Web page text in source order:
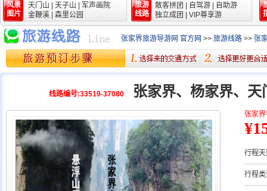
风景
图片
天门山 天子山
军声画院
金鞭溪
森里公园
旅游
线路
散客拼团 自驾游
自助游
独立成团
VIP尊享游
张家界旅游导游网 官方网 >> 旅游线路 >> 张
线路编号:33519-37080 张家界、杨家界、
张家
行程
行程